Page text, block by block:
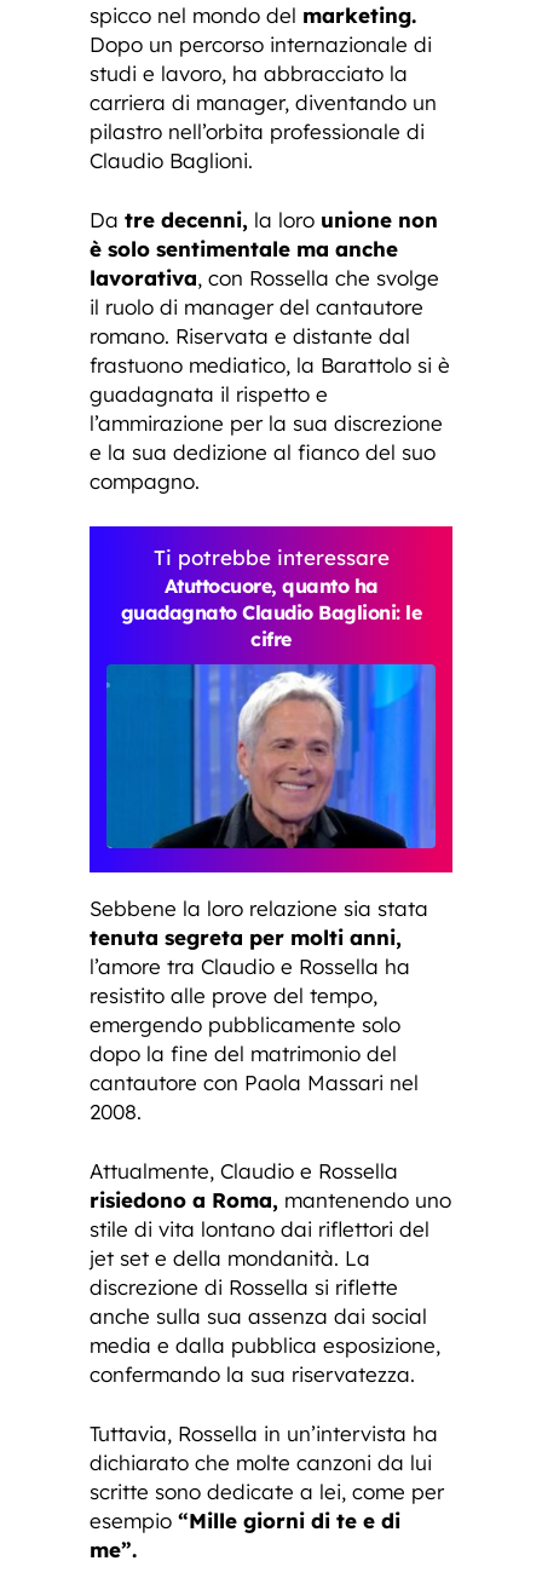
spicco nel mondo del marketing.
Dopo un percorso internazionale di
studi e lavoro, ha abbracciato la
carriera di manager, diventando un
pilastro nell’orbita professionale di
Claudio Baglioni.
Da tre decenni, la loro unione non
è solo sentimentale ma anche
lavorativa, con Rossella che svolge
il ruolo di manager del cantautore
romano. Riservata e distante dal
frastuono mediatico, la Barattolo si è
guadagnata il rispetto e
l’ammirazione per la sua discrezione
e la sua dedizione al fianco del suo
compagno.
Ti potrebbe interessare
Atuttocuore, quanto ha
guadagnato Claudio Baglioni: le
cifre
Sebbene la loro relazione sia stata
tenuta segreta per molti anni,
l’amore tra Claudio e Rossella ha
resistito alle prove del tempo,
emergendo pubblicamente solo
dopo la fine del matrimonio del
cantautore con Paola Massari nel
2008.
Attualmente, Claudio e Rossella
risiedono a Roma, mantenendo uno
stile di vita lontano dai riflettori del
jet set e della mondanità. La
discrezione di Rossella si riflette
anche sulla sua assenza dai social
media e dalla pubblica esposizione,
confermando la sua riservatezza.
Tuttavia, Rossella in un’intervista ha
dichiarato che molte canzoni da lui
scritte sono dedicate a lei, come per
esempio “Mille giorni di te e di
me”.